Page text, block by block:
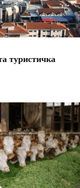
туристичка